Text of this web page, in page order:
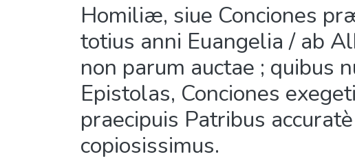
Homiliæ, siue Conciones
totius anni Euangelia / ab
non parum auctae ; quibus
Epistolas, Conciones
praecipuis Patribus
copiosissimus.